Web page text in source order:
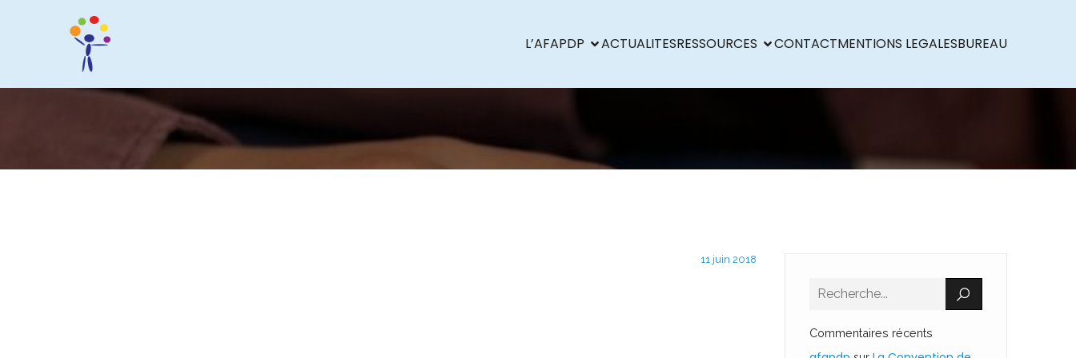
L’AFAPDP ACTUALITESRESSOURCES CONTACTMENTIONS LEGALESBUREAU
11 juin 2018
Commentaires récents